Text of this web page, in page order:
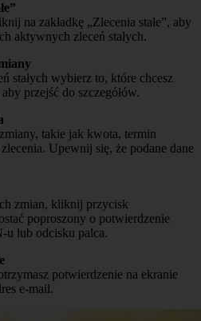
na zakładkę „Zlecenia stałe”, aby
aktywnych zleceń stałych.
stałych wybierz to, które chcesz
przejść do szczegółów.
takie jak kwota, termin
Upewnij się, że podane dane
zmian, kliknij przycisk
poproszony o potwierdzenie
u lub odcisku palca.
potwierdzenie na ekranie
e-mail.